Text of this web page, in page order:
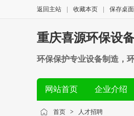
返回主站 收藏本页 保存桌面
重庆喜源环保设
环保保护专业设备制造，
网站首页 企业介绍
首页 > 人才招聘